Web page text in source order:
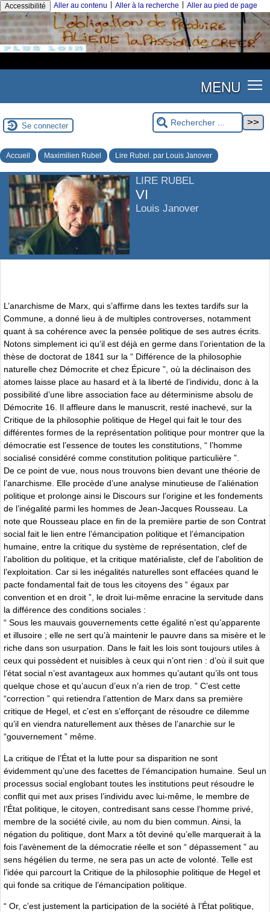
Accessibilité Aller au contenu Aller à la recherche Aller au pied de page
MENU
Se connecter
Accueil Maximilien Rubel Lire Rubel. par Louis Janover
LIRE RUBEL
VI
Louis Janover
L’anarchisme de Marx, qui s’affirme dans les textes tardifs sur la
Commune, a donné lieu à de multiples controverses, notamment
quant à sa cohérence avec la pensée politique de ses autres écrits.
Notons simplement ici qu’il est déjà en germe dans l’orientation de la
thèse de doctorat de 1841 sur la “ Différence de la philosophie
naturelle chez Démocrite et chez Épicure ”, où la déclinaison des
atomes laisse place au hasard et à la liberté de l’individu, donc à la
possibilité d’une libre association face au déterminisme absolu de
Démocrite 16. Il affleure dans le manuscrit, resté inachevé, sur la
Critique de la philosophie politique de Hegel qui fait le tour des
différentes formes de la représentation politique pour montrer que la
démocratie est l’essence de toutes les constitutions, “ l’homme
socialisé considéré comme constitution politique particulière ”.
De ce point de vue, nous nous trouvons bien devant une théorie de
l’anarchisme. Elle procède d’une analyse minutieuse de l’aliénation
politique et prolonge ainsi le Discours sur l’origine et les fondements
de l’inégalité parmi les hommes de Jean-Jacques Rousseau. La
note que Rousseau place en fin de la première partie de son Contrat
social fait le lien entre l’émancipation politique et l’émancipation
humaine, entre la critique du système de représentation, clef de
l’abolition du politique, et la critique matérialiste, clef de l’abolition de
l’exploitation. Car si les inégalités naturelles sont effacées quand le
pacte fondamental fait de tous les citoyens des “ égaux par
convention et en droit ”, le droit lui-même enracine la servitude dans
la différence des conditions sociales :
“ Sous les mauvais gouvernements cette égalité n’est qu’apparente
et illusoire ; elle ne sert qu’à maintenir le pauvre dans sa misère et le
riche dans son usurpation. Dans le fait les lois sont toujours utiles à
ceux qui possèdent et nuisibles à ceux qui n’ont rien : d’où il suit que
l’état social n’est avantageux aux hommes qu’autant qu’ils ont tous
quelque chose et qu’aucun d’eux n’a rien de trop. ” C’est cette
“correction ” qui retiendra l’attention de Marx dans sa première
critique de Hegel, et c’est en s’efforçant de résoudre ce dilemme
qu’il en viendra naturellement aux thèses de l’anarchie sur le
“gouvernement ” même.
La critique de l’État et la lutte pour sa disparition ne sont
évidemment qu’une des facettes de l’émancipation humaine. Seul un
processus social englobant toutes les institutions peut résoudre le
conflit qui met aux prises l’individu avec lui-même, le membre de
l’État politique, le citoyen, contredisant sans cesse l’homme privé,
membre de la société civile, au nom du bien commun. Ainsi, la
négation du politique, dont Marx a tôt deviné qu’elle marquerait à la
fois l’avènement de la démocratie réelle et son “ dépassement ” au
sens hégélien du terme, ne sera pas un acte de volonté. Telle est
l’idée qui parcourt la Critique de la philosophie politique de Hegel et
qui fonde sa critique de l’émancipation politique.
“ Or, c’est justement la participation de la société à l’État politique,